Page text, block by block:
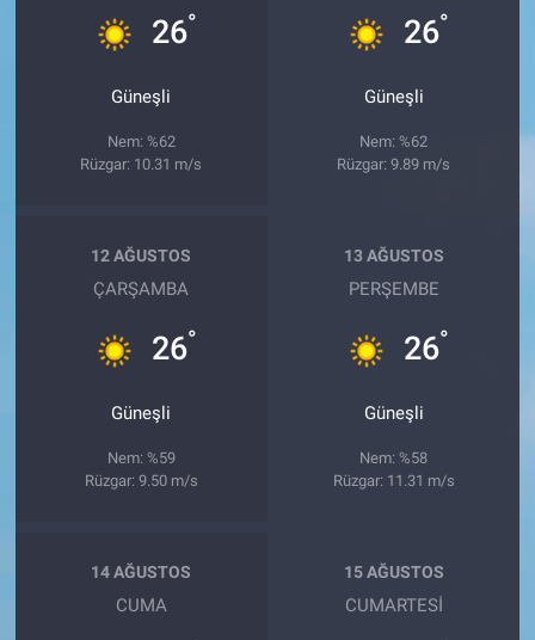
26°
Güneşli
Nem: %62
Rüzgar: 10.31 m/s
26°
Güneşli
Nem: %62
Rüzgar: 9.89 m/s
12 AĞUSTOS
ÇARŞAMBA
26°
Güneşli
Nem: %59
Rüzgar: 9.50 m/s
13 AĞUSTOS
PERŞEMBE
26°
Güneşli
Nem: %58
Rüzgar: 11.31 m/s
14 AĞUSTOS
CUMA
15 AĞUSTOS
CUMARTESI